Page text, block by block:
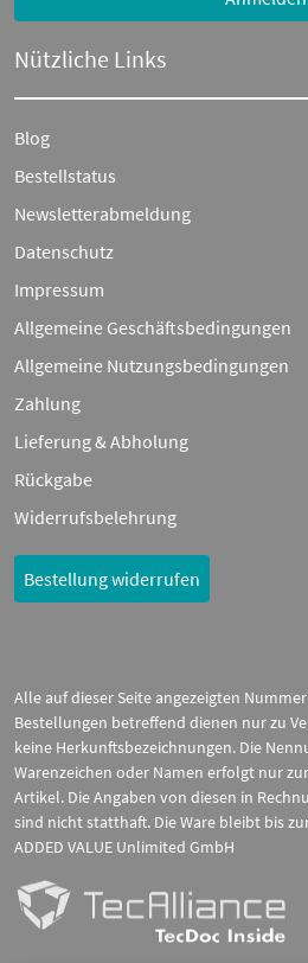
Nützliche Links
Blog
Bestellstatus
Newsletterabmeldung
Datenschutz
Impressum
Allgemeine Geschäftsbedingungen
Allgemeine Nutzungsbedingungen
Zahlung
Lieferung & Abholung
Rückgabe
Widerrufsbelehrung
Bestellung widerrufen
Alle auf dieser Seite angezeigten
Bestellungen betreffend dienen nur zu
keine Herkunftsbezeichnungen. Die
Warenzeichen oder Namen erfolgt nur
Artikel. Die Angaben von diesen in
sind nicht statthaft. Die Ware bleibt bis
ADDED VALUE Unlimited GmbH